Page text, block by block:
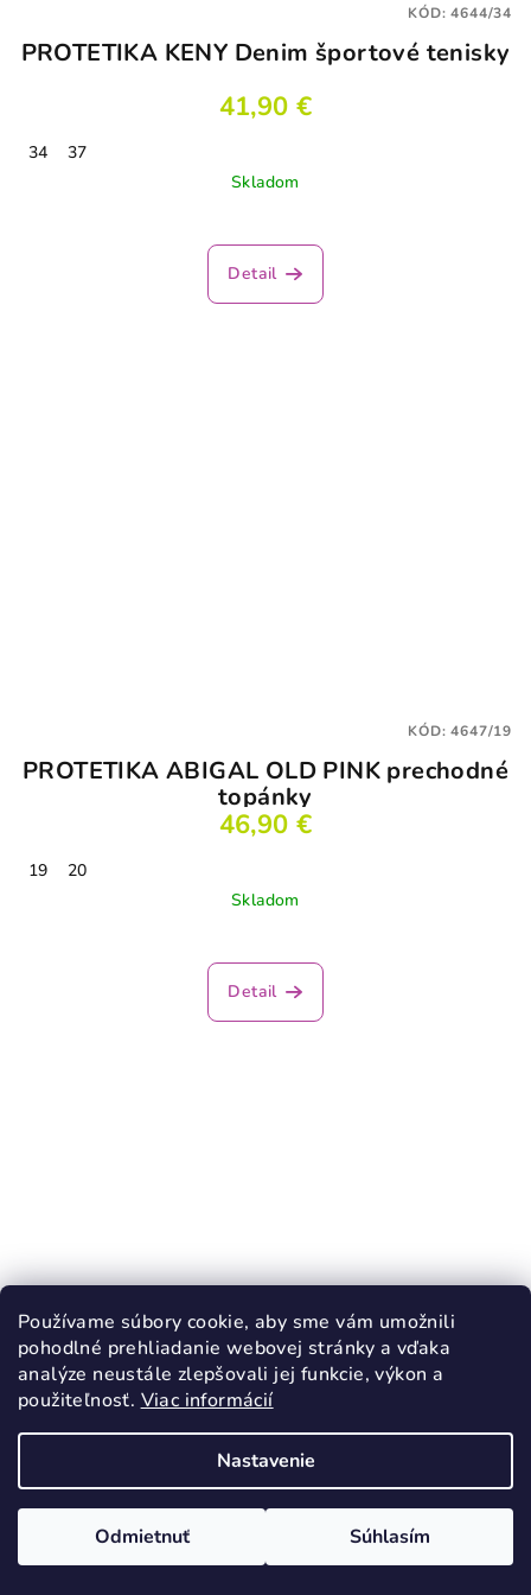
Používame súbory cookie, aby sme vám umožnili
pohodlné prehliadanie webovej stránky a vďaka
analýze neustále zlepšovali jej funkcie, výkon a
použiteľnosť. Viac informácií
Nastavenie
Odmietnuť Súhlasím
PROTETIKA KENY Denim športové tenisky
41,90 €
34
37
Skladom
Detail
KÓD:4644/34
PROTETIKA ABIGAL OLD PINK prechodné
topánky
46,90 €
19
20
Skladom
Detail
KÓD:4647/19
PROTETIKA ABIGAL TERAKOTA
prechodné topánky